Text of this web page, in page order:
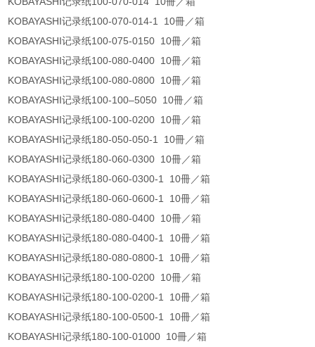
KOBAYASHI记录纸100-070-014-1 10冊／箱
KOBAYASHI记录纸100-075-0150 10冊／箱
KOBAYASHI记录纸100-080-0400 10冊／箱
KOBAYASHI记录纸100-080-0800 10冊／箱
KOBAYASHI记录纸100-100–5050 10冊／箱
KOBAYASHI记录纸100-100-0200 10冊／箱
KOBAYASHI记录纸180-050-050-1 10冊／箱
KOBAYASHI记录纸180-060-0300 10冊／箱
KOBAYASHI记录纸180-060-0300-1 10冊／箱
KOBAYASHI记录纸180-060-0600-1 10冊／箱
KOBAYASHI记录纸180-080-0400 10冊／箱
KOBAYASHI记录纸180-080-0400-1 10冊／箱
KOBAYASHI记录纸180-080-0800-1 10冊／箱
KOBAYASHI记录纸180-100-0200 10冊／箱
KOBAYASHI记录纸180-100-0200-1 10冊／箱
KOBAYASHI记录纸180-100-0500-1 10冊／箱
KOBAYASHI记录纸180-100-01000 10冊／箱